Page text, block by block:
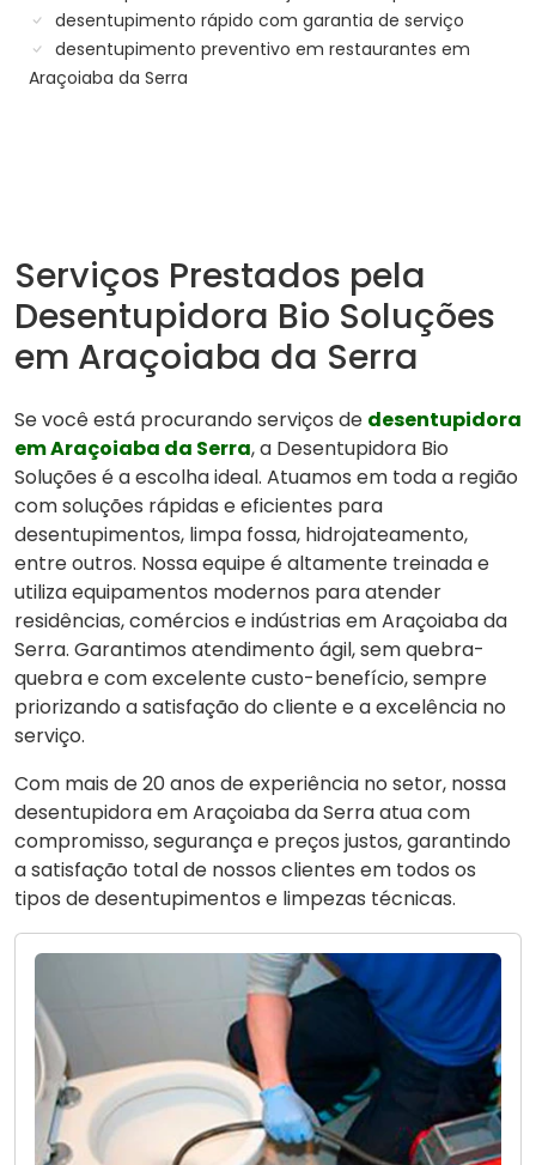
desentupimento rápido com garantia de serviço
desentupimento preventivo em restaurantes em
Araçoiaba da Serra
Serviços Prestados pela
Desentupidora Bio Soluções
em Araçoiaba da Serra
Se você está procurando serviços de desentupidora
em Araçoiaba da Serra, a Desentupidora Bio
Soluções é a escolha ideal. Atuamos em toda a região
com soluções rápidas e eficientes para
desentupimentos, limpa fossa, hidrojateamento,
entre outros. Nossa equipe é altamente treinada e
utiliza equipamentos modernos para atender
residências, comércios e indústrias em Araçoiaba da
Serra. Garantimos atendimento ágil, sem quebra-
quebra e com excelente custo-benefício, sempre
priorizando a satisfação do cliente e a excelência no
serviço.
Com mais de 20 anos de experiência no setor, nossa
desentupidora em Araçoiaba da Serra atua com
compromisso, segurança e preços justos, garantindo
a satisfação total de nossos clientes em todos os
tipos de desentupimentos e limpezas técnicas.